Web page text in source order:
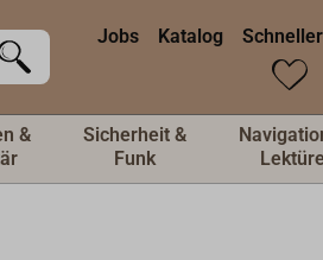
Jobs Katalog
&
Sicherheit &
Funk
Lektüre